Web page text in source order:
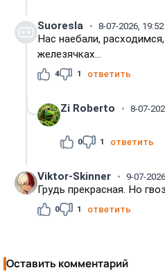
Suoresla 8-07-2026, 19:52
Нас наебали,
железячках...
4 1 ответить
Zi Roberto 8-07-
0 1 ответить
Viktor-Skinner 9-07-
Грудь прекрасная. Но
0 1 ответить
Оставить комментарий